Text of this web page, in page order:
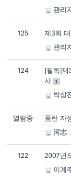
관리
125 제3회
관리
124
[필독]제
사 댓글
1
박상
열람중 풍란 자
河志
122 2007년
이계